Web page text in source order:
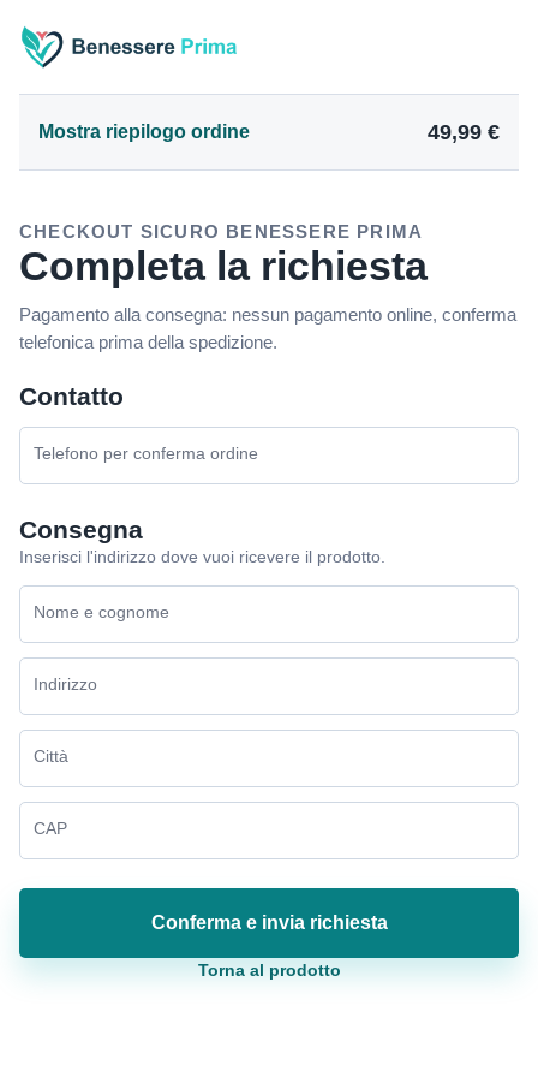
CHECKOUT SICURO BENESSERE PRIMA
Completa la richiesta
Pagamento alla consegna: nessun pagamento online, conferma
telefonica prima della spedizione.
Contatto
Telefono per conferma ordine
Consegna
Inserisci l'indirizzo dove vuoi ricevere il prodotto.
Nome e cognome
Indirizzo
Città
CAP
Torna al prodotto
Conferma e invia richiesta
Mostra riepilogo ordine 49,99 €